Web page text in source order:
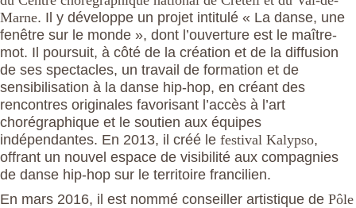
Marne. Il y développe un projet intitulé « La danse, une
fenêtre sur le monde », dont l’ouverture est le maître-
mot. Il poursuit, à côté de la création et de la diffusion
de ses spectacles, un travail de formation et de
sensibilisation à la danse hip-hop, en créant des
rencontres originales favorisant l’accès à l’art
chorégraphique et le soutien aux équipes
indépendantes. En 2013, il créé le festival Kalypso,
offrant un nouvel espace de visibilité aux compagnies
de danse hip-hop sur le territoire francilien.
En mars 2016, il est nommé conseiller artistique de Pôle